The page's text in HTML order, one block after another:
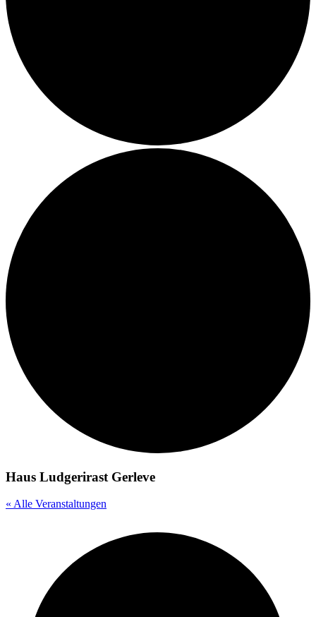
Haus Ludgerirast Gerleve
« Alle Veranstaltungen